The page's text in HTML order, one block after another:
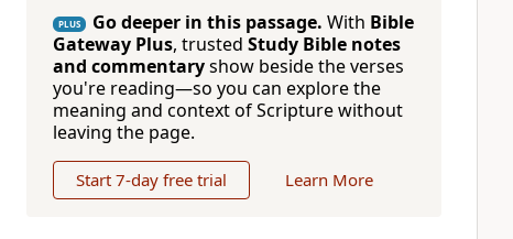
PLUS Go deeper in this passage. With Bible
Gateway Plus, trusted Study Bible notes
and commentaryshow beside the verses
you're reading—so you can explore the
meaning and context of Scripture without
leaving the page.
Start 7-day free trial Learn More